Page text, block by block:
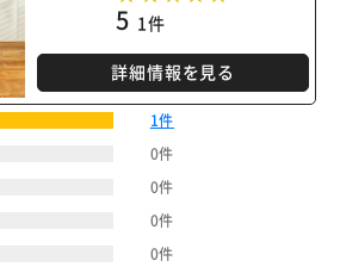
5 1件
詳細情報を見る
1件
0件
0件
0件
0件